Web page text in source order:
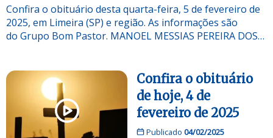
Confira o obituário desta quarta-feira, 5 de fevereiro de
2025, em Limeira (SP) e região. As informações são
do Grupo Bom Pastor. MANOEL MESSIAS PEREIRA DOS…
Confira o obituário
de hoje, 4 de
fevereiro de 2025
Publicado 04/02/2025